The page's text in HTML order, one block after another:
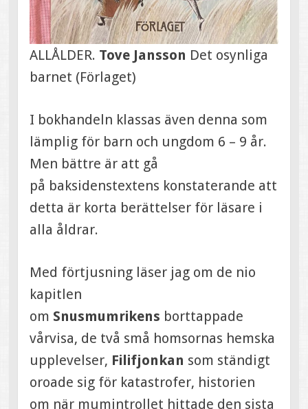
ALLÅLDER. Tove Jansson Det osynliga
barnet (Förlaget)
I bokhandeln klassas även denna som
lämplig för barn och ungdom 6 – 9 år.
Men bättre är att gå
på baksidenstextens konstaterande att
detta är korta berättelser för läsare i
alla åldrar.
Med förtjusning läser jag om de nio
kapitlen
om Snusmumrikens borttappade
vårvisa, de två små homsornas hemska
upplevelser, Filifjonkan som ständigt
oroade sig för katastrofer, historien
om när mumintrollet hittade den sista